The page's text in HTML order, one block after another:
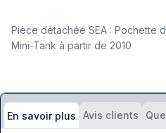
Pièce détachée SEA : Pochette
Mini-Tank à partir de 2010
En savoir plus Avis clients